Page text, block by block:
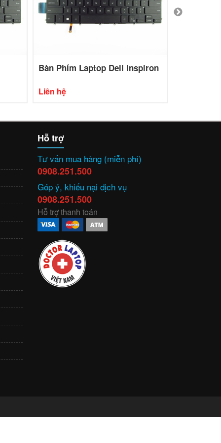
Bàn Phím Laptop Dell Inspiron
Liên hệ
Hỗ trợ
Tư vấn mua hàng (miễn phí)
0908.251.500
Góp ý, khiếu nại dịch vụ
0908.251.500
Hỗ trợ thanh toán